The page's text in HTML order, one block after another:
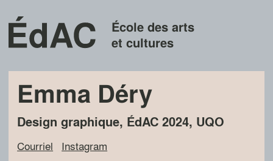
École des arts
et cultures
Emma Déry
Design graphique, ÉdAC 2024, UQO
Courriel
Instagram